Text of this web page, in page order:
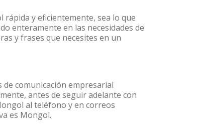
y eficientemente, sea lo que
enteramente en las necesidades de
y frases que necesites en un
comunicación empresarial
antes de seguir adelante con
al teléfono y en correos
es Mongol.